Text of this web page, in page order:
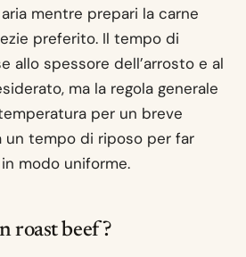
mentre prepari la carne
preferito. Il tempo di
allo spessore dell’arrosto e al
ma la regola generale
per un breve
un tempo di riposo per far
modo uniforme.
roast beef?